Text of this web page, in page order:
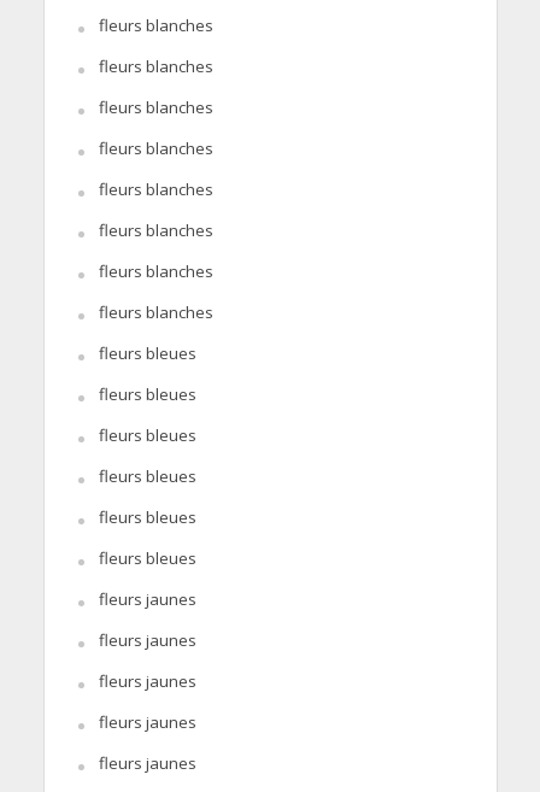
fleurs blanches
fleurs blanches
fleurs blanches
fleurs blanches
fleurs blanches
fleurs blanches
fleurs blanches
fleurs blanches
fleurs bleues
fleurs bleues
fleurs bleues
fleurs bleues
fleurs bleues
fleurs bleues
fleurs jaunes
fleurs jaunes
fleurs jaunes
fleurs jaunes
fleurs jaunes